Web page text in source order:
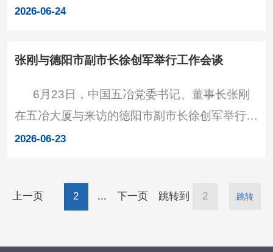
化经营管理模式，长期承担焦化、烧结等钢铁行
民政府驻成都办事处党组副书记、主任权正秋举
流。西藏成办党组成员、副主任、一级巡视员杨
办对中国五冶的关心与支持。张刚表示，中国五
冶是中国五矿、中国中
2026-06-24
张刚与德阳市副市长徐创军举行工作会谈
6月23日，中国五冶党委书记、董事长张刚
在五冶大厦与来访的德阳市副市长徐创军举行工
作会谈，就进一步加强央地合作进行深入交流。
双方合作一路走来，渊源深厚、情谊深重，希望
加大央地互动，推进资源整合。
2026-06-23
上一页 2 ... 下一页 跳转到 跳转